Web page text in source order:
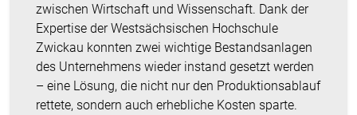
zwischen Wirtschaft und Wissenschaft. Dank der
Expertise der Westsächsischen Hochschule
Zwickau konnten zwei wichtige Bestandsanlagen
des Unternehmens wieder instand gesetzt werden
– eine Lösung, die nicht nur den Produktionsablauf
rettete, sondern auch erhebliche Kosten sparte.